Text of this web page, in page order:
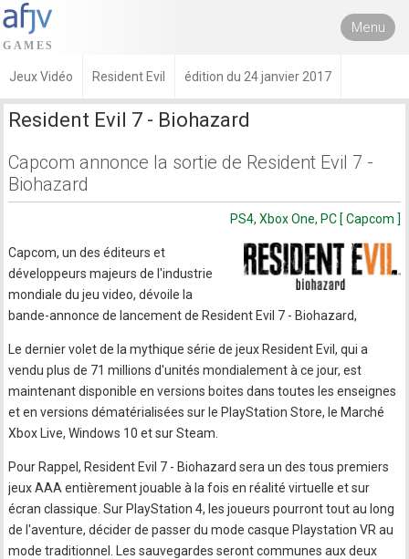
Menu
Jeux Vidéo Resident Evil édition du 24 janvier 2017
Resident Evil 7 - Biohazard
Capcom annonce la sortie de Resident Evil 7 -
Biohazard
PS4, Xbox One, PC [ Capcom ]
Capcom, un des éditeurs et
développeurs majeurs de l'industrie
mondiale du jeu video, dévoile la
bande-annonce de lancement de Resident Evil 7 - Biohazard,
Le dernier volet de la mythique série de jeux Resident Evil, qui a
vendu plus de 71 millions d'unités mondialement à ce jour, est
maintenant disponible en versions boites dans toutes les enseignes
et en versions dématérialisées sur le PlayStation Store, le Marché
Xbox Live, Windows 10 et sur Steam.
Pour Rappel, Resident Evil 7 - Biohazard sera un des tous premiers
jeux AAA entièrement jouable à la fois en réalité virtuelle et sur
écran classique. Sur PlayStation 4, les joueurs pourront tout au long
de l'aventure, décider de passer du mode casque Playstation VR au
mode traditionnel. Les sauvegardes seront communes aux deux